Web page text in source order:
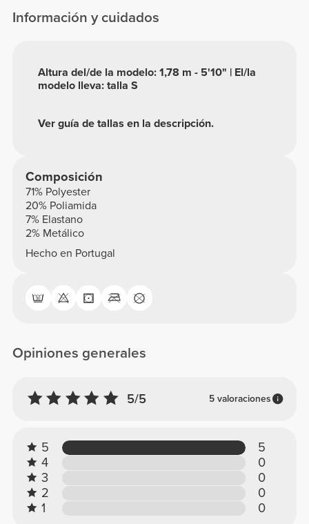
Información y cuidados
Ver guía de tallas en la descripción.
Altura del/de la modelo: 1,78 m - 5'10" | El/la
modelo lleva: talla S
Composición
71% Polyester
20% Poliamida
7% Elastano
2% Metálico
Hecho en Portugal
Opiniones generales
5/5 5 valoraciones
5
5
4
0
3
0
2
0
1
0